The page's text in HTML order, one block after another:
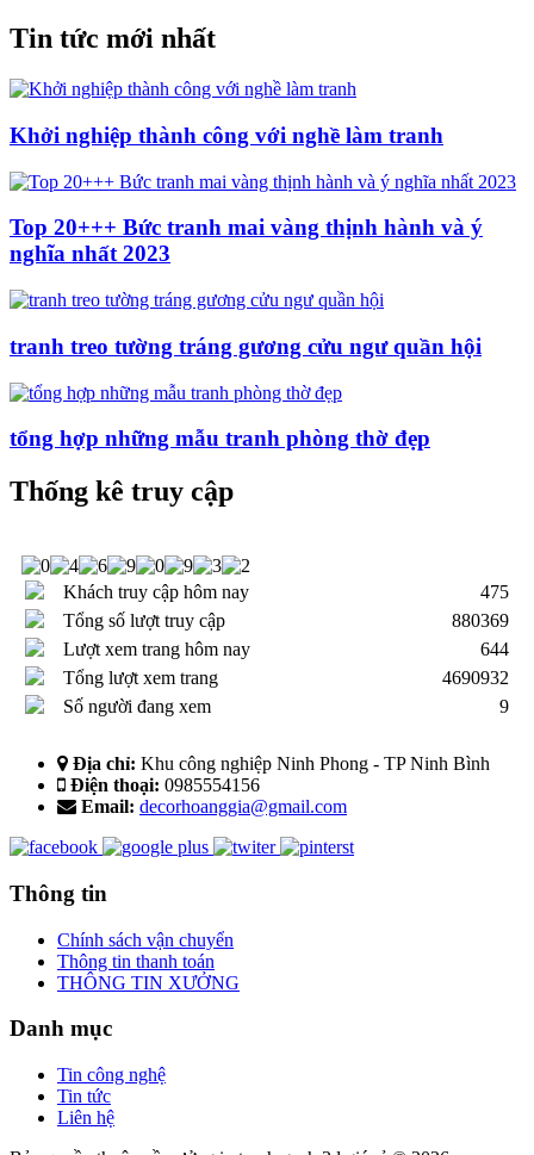
Tin tức mới nhất
Khởi nghiệp thành công với nghề làm tranh
Top 20+++ Bức tranh mai vàng thịnh hành và ý
nghĩa nhất 2023
tranh treo tường tráng gương cửu ngư quần hội
tổng hợp những mẫu tranh phòng thờ đẹp
Thống kê truy cập
Khách truy cập hôm nay
475
Tổng số lượt truy cập
880369
Lượt xem trang hôm nay
644
Tổng lượt xem trang
4690932
Số người đang xem
9
Địa chỉ: Khu công nghiệp Ninh Phong - TP Ninh Bình
Điện thoại: 0985554156
Email: decorhoanggia@gmail.com
Thông tin
Chính sách vận chuyển
Thông tin thanh toán
THÔNG TIN XƯỞNG
Danh mục
Tin công nghệ
Tin tức
Liên hệ